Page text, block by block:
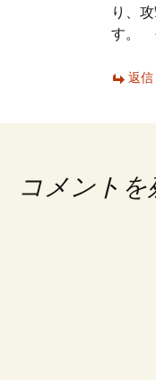
り、
す。
返信
コメントを